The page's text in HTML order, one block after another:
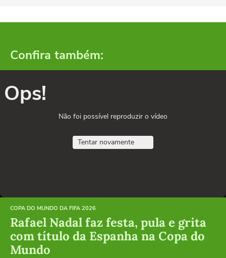
Confira também:
Ops!
Não foi possível reproduzir o vídeo
Tentar novamente
COPA DO MUNDO DA FIFA 2026
Rafael Nadal faz festa, pula e grita
com título da Espanha na Copa do
Mundo